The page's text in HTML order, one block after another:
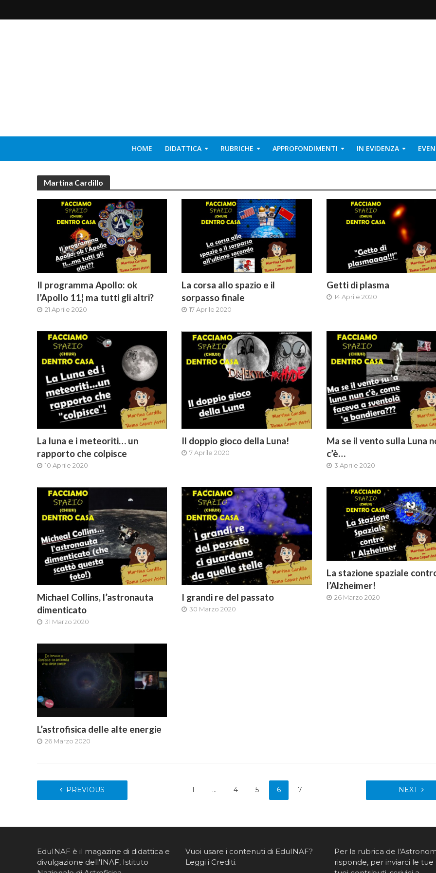
HOME DIDATTICA RUBRICHE APPROFONDIMENTI IN EVIDENZA
Martina Cardillo
Il programma Apollo: ok
l’Apollo 11¦ ma tutti gli altri?
21 Aprile 2020
La corsa allo spazio e il
sorpasso finale
17 Aprile 2020
Getti di plasma
14 Aprile 2020
La luna e i meteoriti… un
rapporto che colpisce
10 Aprile 2020
Il doppio gioco della Luna!
7 Aprile 2020
Ma se il vento sulla Luna
c’è…
3 Aprile 2020
Michael Collins, l’astronauta
dimenticato
31 Marzo 2020
I grandi re del passato
30 Marzo 2020
La stazione spaziale
l’Alzheimer!
26 Marzo 2020
L’astrofisica delle alte energie
26 Marzo 2020
PREVIOUS 1 … 4 5 6 7 NEXT
EduINAF è il magazine di didattica e
divulgazione dell'INAF, Istituto
Vuoi usare i contenuti di EduINAF?
Leggi i Crediti.
Per la rubrica de
risponde, per inviarci le tue